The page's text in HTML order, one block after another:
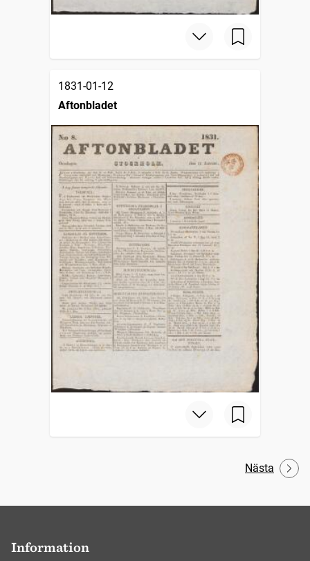
1831-01-12
Aftonbladet
Nästa
Information